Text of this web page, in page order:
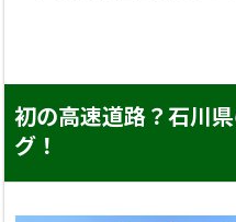
初の高速道路？石川
グ！